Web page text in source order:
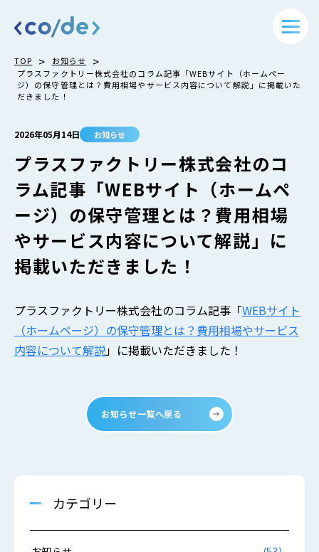
TOP > お知らせ >
プラスファクトリー株式会社のコラム記事「WEBサイト（ホームペー
ジ）の保守管理とは？費用相場やサービス内容について解説」に掲載いた
だきました！
2026年05月14日 お知らせ
プラスファクトリー株式会社のコ
ラム記事「WEBサイト（ホームペ
ージ）の保守管理とは？費用相場
やサービス内容について解説」に
掲載いただきました！
プラスファクトリー株式会社のコラム記事「WEBサイト
（ホームページ）の保守管理とは？費用相場やサービス
内容について解説」に掲載いただきました！
お知らせ一覧へ戻る
カテゴリー